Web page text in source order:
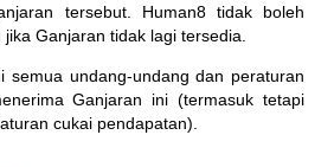
tersebut. Human8 tidak boleh
Ganjaran tidak lagi tersedia.
semua undang-undang dan peraturan
Ganjaran ini (termasuk tetapi
cukai pendapatan).